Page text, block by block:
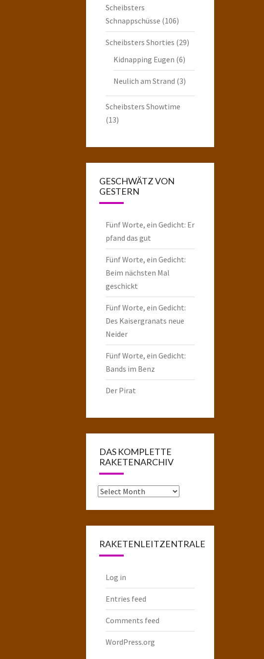
Scheibsters
Schnappschüsse (106)
Scheibsters Shorties (29)
Kidnapping Eugen (6)
Neulich am Strand (3)
Scheibsters Showtime
(13)
GESCHWÄTZ VON
GESTERN
Fünf Worte, ein Gedicht: Er
pfand das gut
Fünf Worte, ein Gedicht:
Beim nächsten Mal
geschickt
Fünf Worte, ein Gedicht:
Des Kaisergranats neue
Neider
Fünf Worte, ein Gedicht:
Bands im Benz
Der Pirat
DAS KOMPLETTE
RAKETENARCHIV
Das
RAKETENLEITZENTRALE
Log in
Entries feed
Comments feed
WordPress.org